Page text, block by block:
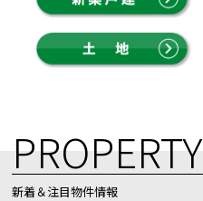
PROPERTY
新着＆注目物件情報